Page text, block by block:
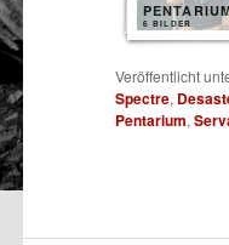
6 BILDER
Veröffentlicht
Spectre,
Pentarium,